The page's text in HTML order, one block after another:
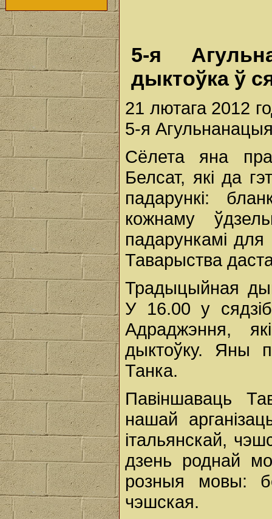
5-я
дыктоўка ў
21 лютага 2012
5-я
Сёлета яна
Белсат, які да
падарункі:
кожнаму
падарункамі
Таварыства
Традыцыйная
У 16.00 у
Адраджэння,
дыктоўку. Яны
Танка.
Павіншаваць
нашай
італьянскай,
дзень роднай
розныя мовы:
чэшская.